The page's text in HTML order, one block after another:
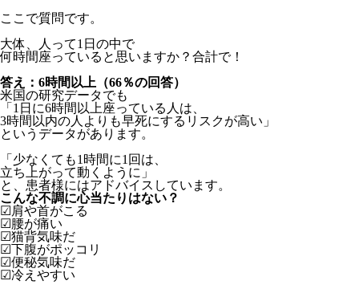
ここで質問です。
大体、人って1日の中で
何時間座っていると思いますか？合計で！
答え：6時間以上（66％の回答）
米国の研究データでも
「1日に6時間以上座っている人は、
3時間以内の人よりも早死にするリスクが高い」
というデータがあります。
「少なくても1時間に1回は、
立ち上がって動くように」
と、患者様にはアドバイスしています。
こんな不調に心当たりはない？
☑肩や首がこる
☑腰が痛い
☑猫背気味だ
☑下腹がポッコリ
☑便秘気味だ
☑冷えやすい